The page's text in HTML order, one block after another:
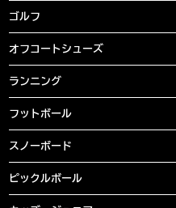
ゴルフ
オフコートシューズ
ランニング
フットボール
スノーボード
ピックルボール